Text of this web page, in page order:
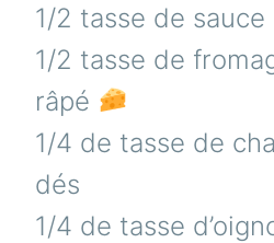
1/2 tasse de
1/2 tasse de
râpé
1/4 de tasse de
dés
1/4 de tasse